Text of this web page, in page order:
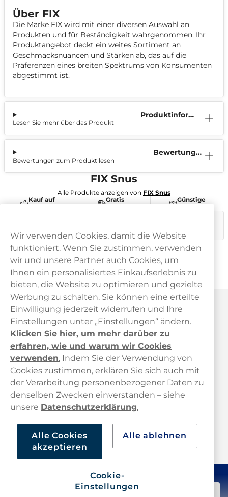
58,09 €
Über FIX
Die Marke FIX wird mit einer diversen Auswahl an
Produkten und für Beständigkeit wahrgenommen. Ihr
Produktangebot deckt ein weites Sortiment an
Geschmacksnuancen und Stärken ab, das auf die
Präferenzen eines breiten Spektrums von Konsumenten
abgestimmt ist.
Produktinform
Lesen Sie mehr über das Produkt
Bewertunge
Bewertungen zum Produkt lesen
FIX Snus
Alle Produkte anzeigen von FIX Snus
Kauf auf
Rechnung
Gratis
Versand
Günstige
Preise
Haypp Österreich
Kundendienst
Über uns
Wir verwenden Cookies, damit die Website
funktioniert. Wenn Sie zustimmen, verwenden
wir und unsere Partner auch Cookies, um
Ihnen ein personalisiertes Einkaufserlebnis zu
bieten, die Website zu optimieren und gezielte
Werbung zu schalten. Sie können eine erteilte
Einwilligung jederzeit widerrufen und Ihre
Einstellungen unter „Einstellungen“ ändern.
Klicken Sie hier, um mehr darüber zu
erfahren, wie und warum wir Cookies
verwenden. Indem Sie der Verwendung von
Cookies zustimmen, erklären Sie sich auch mit
der Verarbeitung personenbezogener Daten zu
denselben Zwecken einverstanden – siehe
unsere Datenschutzerklärung.
Alle Cookies
akzeptieren
Alle ablehnen
Cookie-
Einstellungen